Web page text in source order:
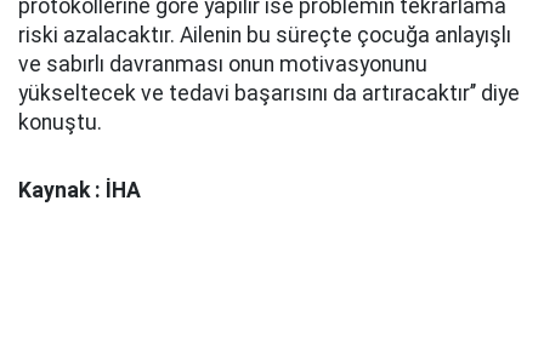
protokollerine göre yapılır ise problemin tekrarlama
riski azalacaktır. Ailenin bu süreçte çocuğa anlayışlı
ve sabırlı davranması onun motivasyonunu
yükseltecek ve tedavi başarısını da artıracaktır’’ diye
konuştu.
Kaynak : İHA